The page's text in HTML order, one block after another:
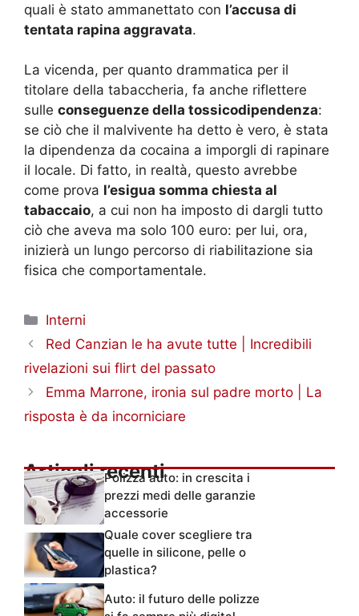
quali è stato ammanettato con l’accusa di
tentata rapina aggravata.
La vicenda, per quanto drammatica per il
titolare della tabaccheria, fa anche riflettere
sulle conseguenze della tossicodipendenza:
se ciò che il malvivente ha detto è vero, è stata
la dipendenza da cocaina a imporgli di rapinare
il locale. Di fatto, in realtà, questo avrebbe
come prova l’esigua somma chiesta al
tabaccaio, a cui non ha imposto di dargli tutto
ciò che aveva ma solo 100 euro: per lui, ora,
inizierà un lungo percorso di riabilitazione sia
fisica che comportamentale.
Categorie
Interni
Red Canzian le ha avute tutte | Incredibili
rivelazioni sui flirt del passato
Emma Marrone, ironia sul padre morto | La
risposta è da incorniciare
Articoli recentiPolizza auto: in crescita i
prezzi medi delle garanzie
accessorie
Quale cover scegliere tra
quelle in silicone, pelle o
plastica?
Auto: il futuro delle polizze